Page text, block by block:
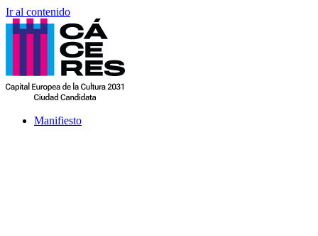
Ir al contenido
Manifiesto